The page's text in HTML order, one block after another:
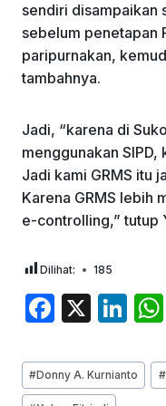
sendiri disampaikan
sebelum penetapan
paripurnakan,
tambahnya.
Jadi, “karena di
menggunakan SIPD,
Jadi kami GRMS itu
Karena GRMS lebih
e-controlling,” tutup
Dilihat: 185
F
c
e
X
Li
k
e
Post
Tags:
#Donny A. Kurnianto #